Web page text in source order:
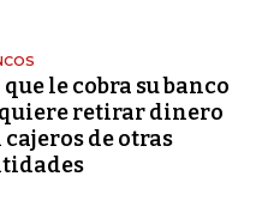
que le cobra su banco
retirar dinero
cajeros de otras